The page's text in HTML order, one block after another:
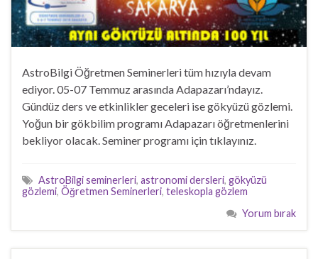
AstroBilgi Öğretmen Seminerleri tüm hızıyla devam
ediyor. 05-07 Temmuz arasında Adapazarı’ndayız.
Gündüz ders ve etkinlikler geceleri ise gökyüzü gözlemi.
Yoğun bir gökbilim programı Adapazarı öğretmenlerini
bekliyor olacak. Seminer programı için tıklayınız.
AstroBilgi seminerleri, astronomi dersleri, gökyüzü
gözlemi, Öğretmen Seminerleri, teleskopla gözlem
Yorum bırak